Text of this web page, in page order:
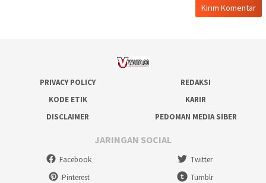
PRIVACY POLICY
REDAKSI
KODE ETIK
KARIR
DISCLAIMER
PEDOMAN MEDIA SIBER
JARINGAN SOCIAL
Facebook
Twitter
Pinterest
Tumblr